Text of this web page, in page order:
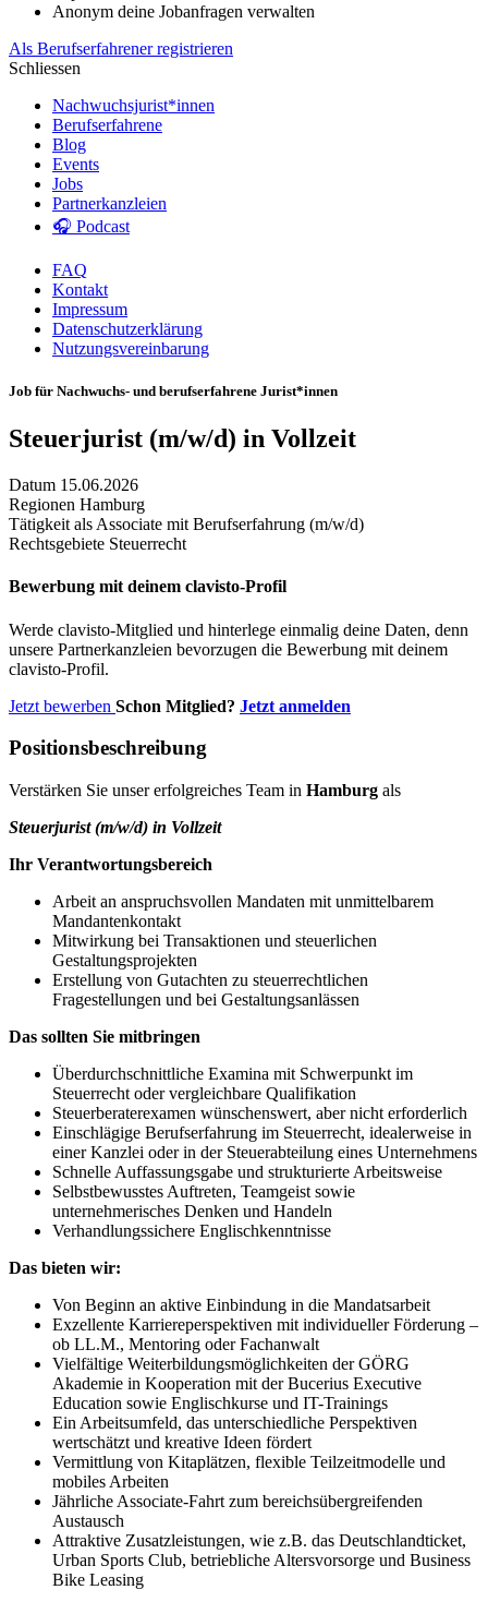
Anonym deine Jobanfragen verwalten
Als Berufserfahrener registrieren
Schliessen
Nachwuchsjurist*innen
Berufserfahrene
Blog
Events
Jobs
Partnerkanzleien
🎧 Podcast
FAQ
Kontakt
Impressum
Datenschutzerklärung
Nutzungsvereinbarung
Job für Nachwuchs- und berufserfahrene Jurist*innen
Steuerjurist (m/w/d) in Vollzeit
Datum 15.06.2026
Regionen Hamburg
Tätigkeit als Associate mit Berufserfahrung (m/w/d)
Rechtsgebiete Steuerrecht
Bewerbung mit deinem clavisto-Profil
Werde clavisto-Mitglied und hinterlege einmalig deine Daten, denn
unsere Partnerkanzleien bevorzugen die Bewerbung mit deinem
clavisto-Profil.
Jetzt bewerben Schon Mitglied? Jetzt anmelden
Positionsbeschreibung
Verstärken Sie unser erfolgreiches Team in Hamburg als
Steuerjurist (m/w/d) in Vollzeit
Ihr Verantwortungsbereich
Arbeit an anspruchsvollen Mandaten mit unmittelbarem
Mandantenkontakt
Mitwirkung bei Transaktionen und steuerlichen
Gestaltungsprojekten
Erstellung von Gutachten zu steuerrechtlichen
Fragestellungen und bei Gestaltungsanlässen
Das sollten Sie mitbringen
Überdurchschnittliche Examina mit Schwerpunkt im
Steuerrecht oder vergleichbare Qualifikation
Steuerberaterexamen wünschenswert, aber nicht erforderlich
Einschlägige Berufserfahrung im Steuerrecht, idealerweise in
einer Kanzlei oder in der Steuerabteilung eines Unternehmens
Schnelle Auffassungsgabe und strukturierte Arbeitsweise
Selbstbewusstes Auftreten, Teamgeist sowie
unternehmerisches Denken und Handeln
Verhandlungssichere Englischkenntnisse
Das bieten wir:
Von Beginn an aktive Einbindung in die Mandatsarbeit
Exzellente Karriereperspektiven mit individueller Förderung –
ob LL.M., Mentoring oder Fachanwalt
Vielfältige Weiterbildungsmöglichkeiten der GÖRG
Akademie in Kooperation mit der Bucerius Executive
Education sowie Englischkurse und IT-Trainings
Ein Arbeitsumfeld, das unterschiedliche Perspektiven
wertschätzt und kreative Ideen fördert
Vermittlung von Kitaplätzen, flexible Teilzeitmodelle und
mobiles Arbeiten
Jährliche Associate-Fahrt zum bereichsübergreifenden
Austausch
Attraktive Zusatzleistungen, wie z.B. das Deutschlandticket,
Urban Sports Club, betriebliche Altersvorsorge und Business
Bike Leasing